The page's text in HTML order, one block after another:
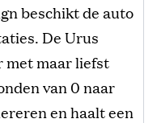
beschikt de auto
De Urus
met maar liefst
van 0 naar
en haalt een